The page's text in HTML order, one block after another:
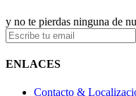
y no te pierdas ninguna de
ENLACES
Contacto &